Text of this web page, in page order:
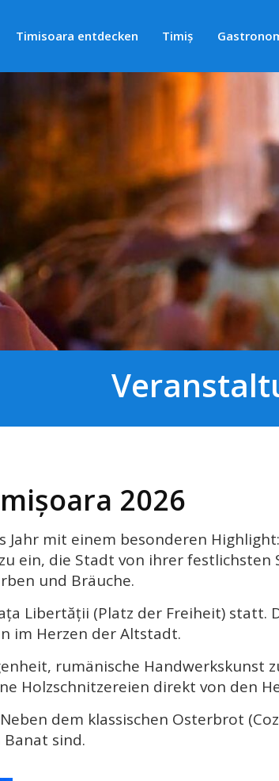
Timisoara entdecken Timiș
2026
mit einem besonderen
ein, die Stadt von ihrer
und Bräuche.
Libertății (Platz der Freiheit)
im Herzen der Altstadt.
rumänische Handwerkskunst
Holzschnitzereien direkt von den
dem klassischen Osterbrot
sind.